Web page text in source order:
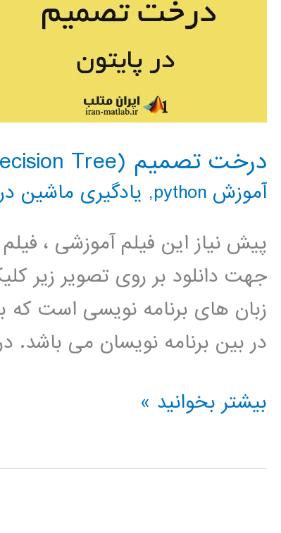
درخت تصمیم (Decision Tree) در پایتون
آموزش python , یادگیری ماشین
پیش نیاز این فیلم آموزشی ،
جهت دانلود بر روی تصویر زیر
زبان های برنامه نویسی است که
در بین برنامه نویسان می
درخت
(Decision
بیشتر بخوانید »